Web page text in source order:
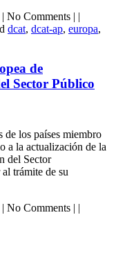
| No Comments | |
dcat, dcat-ap, europa,
de
Sector Público
de los países miembro
a la actualización de la
del Sector
trámite de su
| No Comments | |